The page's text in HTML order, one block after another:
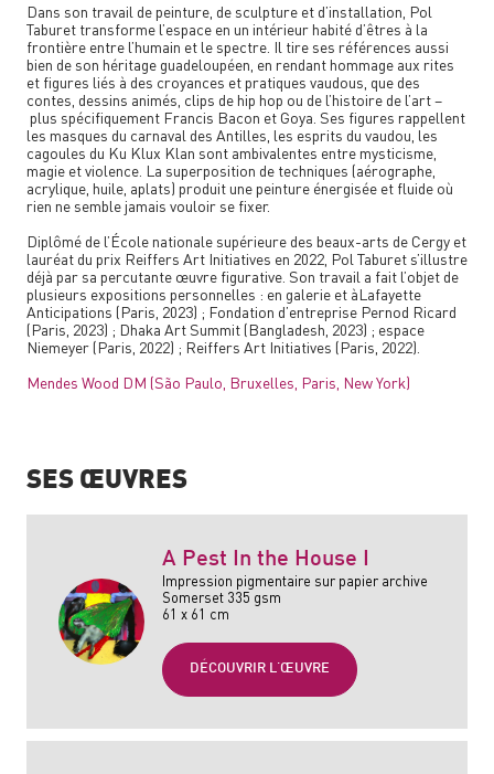
Dans son travail de peinture, de sculpture et d’installation, Pol
Taburet transforme l’espace en un intérieur habité d’êtres à la
frontière entre l’humain et le spectre. Il tire ses références aussi
bien de son héritage guadeloupéen, en rendant hommage aux rites
et figures liés à des croyances et pratiques vaudous, que des
contes, dessins animés, clips de hip hop ou de l’histoire de l’art –
plus spécifiquement Francis Bacon et Goya. Ses figures rappellent
les masques du carnaval des Antilles, les esprits du vaudou, les
cagoules du Ku Klux Klan sont ambivalentes entre mysticisme,
magie et violence. La superposition de techniques (aérographe,
acrylique, huile, aplats) produit une peinture énergisée et fluide où
rien ne semble jamais vouloir se fixer.
Diplômé de l’École nationale supérieure des beaux-arts de Cergy et
lauréat du prix Reiffers Art Initiatives en 2022, Pol Taburet s’illustre
déjà par sa percutante œuvre figurative. Son travail a fait l’objet de
plusieurs expositions personnelles : en galerie et àLafayette
Anticipations (Paris, 2023) ; Fondation d’entreprise Pernod Ricard
(Paris, 2023) ; Dhaka Art Summit (Bangladesh, 2023) ; espace
Niemeyer (Paris, 2022) ; Reiffers Art Initiatives (Paris, 2022).
Mendes Wood DM (São Paulo, Bruxelles, Paris, New York)
SES ŒUVRES
A Pest In the House I
Impression pigmentaire sur papier archive
Somerset 335 gsm
61 x 61 cm
DÉCOUVRIR L'ŒUVRE